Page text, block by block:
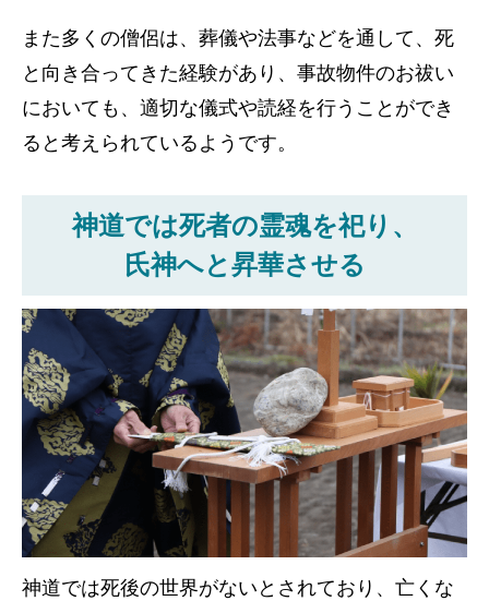
また多くの僧侶は、葬儀や法事などを通して、死
と向き合ってきた経験があり、事故物件のお祓い
においても、適切な儀式や読経を行うことができ
ると考えられているようです。
神道では死者の霊魂を祀り、
氏神へと昇華させる
神道では死後の世界がないとされており、亡くな